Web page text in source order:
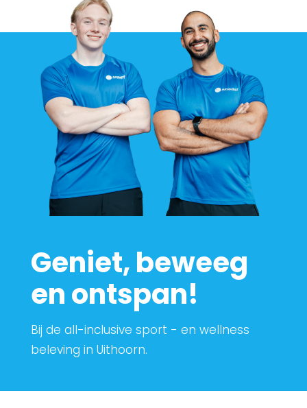
Geniet, beweeg
en ontspan!
Bij de all-inclusive sport - en wellness
beleving in Uithoorn.